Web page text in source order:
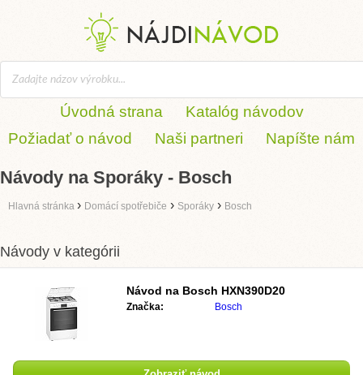
Úvodná strana
Katalóg návodov
Požiadať o návod
Naši partneri Napíšte nám
Návody na Sporáky - Bosch
Hlavná stránka › Domácí spotřebiče › Sporáky › Bosch
Návody v kategórii
Návod na Bosch HXN390D20
Značka: Bosch